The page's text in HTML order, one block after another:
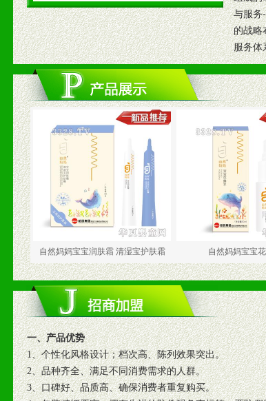
与服务
的战略
服务体
自然妈妈宝宝润肤霜 清湿宝护肤霜 自然妈妈宝宝花露水
一、产品优势
1、个性化风格设计；档次高、陈列效果突出。
2、品种齐全、满足不同消费需求的人群。
3、口碑好、品质高、确保消费者重复购买。